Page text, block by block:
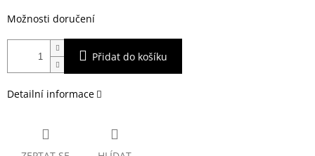
Možnosti doručení
Přidat do košíku
Detailní informace